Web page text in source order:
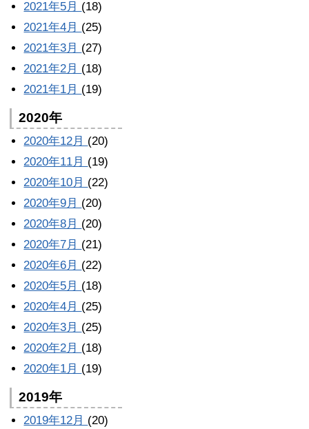
2021年5月 (18)
2021年4月 (25)
2021年3月 (27)
2021年2月 (18)
2021年1月 (19)
2020年
2020年12月 (20)
2020年11月 (19)
2020年10月 (22)
2020年9月 (20)
2020年8月 (20)
2020年7月 (21)
2020年6月 (22)
2020年5月 (18)
2020年4月 (25)
2020年3月 (25)
2020年2月 (18)
2020年1月 (19)
2019年
2019年12月 (20)